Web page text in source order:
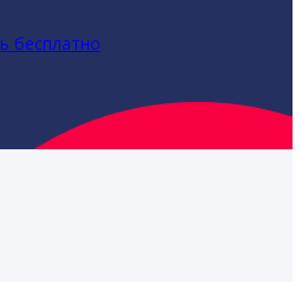
бесплатно